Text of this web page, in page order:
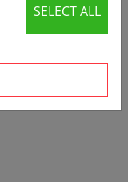
SELECT ALL